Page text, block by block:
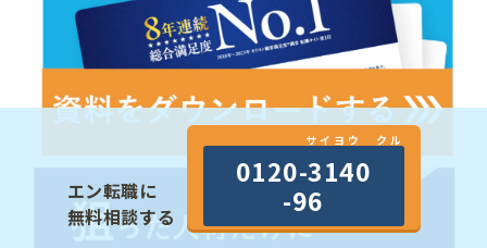
エン転職に
無料相談する
サイヨウ クル
0120-3140
-96